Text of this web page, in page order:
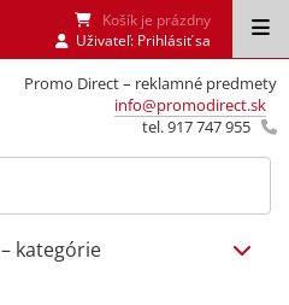
Promo Direct – reklamné predmety
info@promodirect.sk
tel. 917 747 955
Košík je prázdny
Uživateľ: Prihlásiť sa
– kategórie